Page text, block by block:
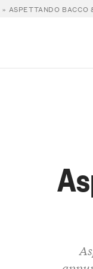
» ASPETTANDO BACCO